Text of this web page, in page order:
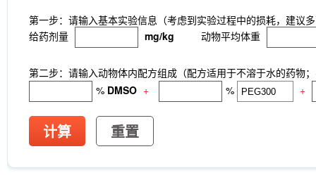
第一步：请输入基本实验信息（考虑到实验过程中的损耗，建议
给药剂量
mg/kg 动物平均体重
第二步：请输入动物体内配方组成（配方适用于不溶于水的药物
% DMSO + % +
计算 重置